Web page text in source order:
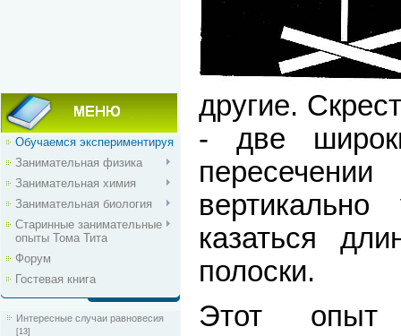
Обучаемся экспериментируя
Занимательная физика
Занимательная химия
Занимательная биология
Старинные занимательные
опыты Тома Тита
Форум
Гостевая книга
Интересные случаи равновесия
[13]
другие.
- две
казаться
полоски.
Этот опыт